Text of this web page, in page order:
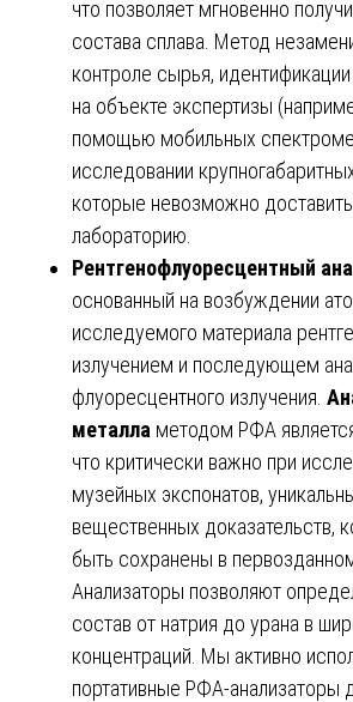
что позволяет мгновенно
состава сплава. Метод
контроле сырья,
на объекте экспертизы
помощью мобильных
исследовании
которые невозможно
лабораторию.
Рентгенофлуоресцентный
основанный на возбуждении
исследуемого материала
излучением и последующем
флуоресцентного излучения.
металла методом РФА
что критически важно при
музейных экспонатов,
вещественных доказательств,
быть сохранены в
Анализаторы позволяют
состав от натрия до урана в
концентраций. Мы активно
портативные РФА-анализаторы